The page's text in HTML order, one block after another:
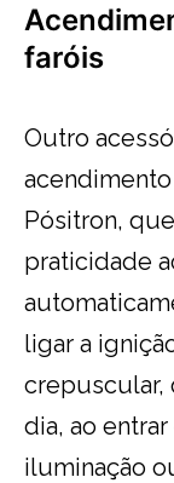
faróis
Outro
Pósitron,
praticidade
ligar a
crepuscular,
dia, ao
iluminação